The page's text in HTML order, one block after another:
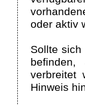
oder aktiv
Sollte
verbreitet
Hinweis